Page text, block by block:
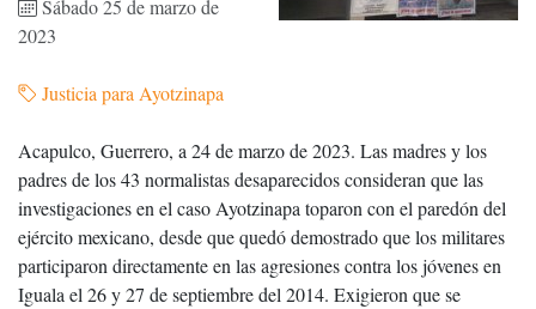
Sábado 25 de marzo de
2023
Justicia para Ayotzinapa
Acapulco, Guerrero, a 24 de marzo de 2023. Las madres y los
padres de los 43 normalistas desaparecidos consideran que las
investigaciones en el caso Ayotzinapa toparon con el paredón del
ejército mexicano, desde que quedó demostrado que los militares
participaron directamente en las agresiones contra los jóvenes en
Iguala el 26 y 27 de septiembre del 2014. Exigieron que se